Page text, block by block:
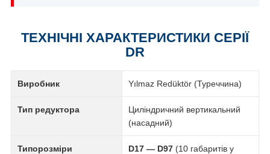
ТЕХНІЧНІ ХАРАКТЕРИСТИКИ СЕРІЇ
DR
Виробник Yılmaz Redüktör (Туреччина)
Тип редуктора
Циліндричний вертикальний
(насадний)
Типорозміри
D17 — D97 (10 габаритів у